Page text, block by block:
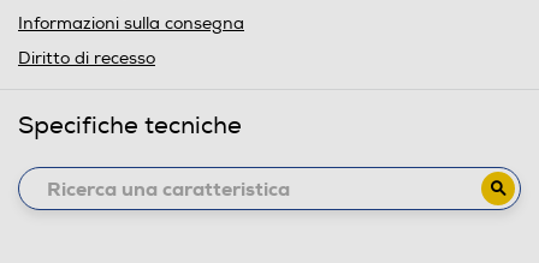
Informazioni sulla consegna
Diritto di recesso
Specifiche tecniche